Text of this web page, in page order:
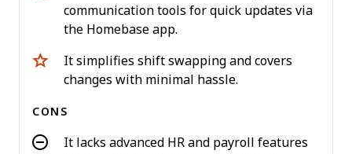
communication tools for quick updates via
the Homebase app.
It simplifies shift swapping and covers
changes with minimal hassle.
CONS
It lacks advanced HR and payroll features